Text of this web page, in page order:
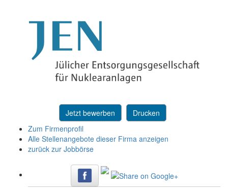
Jetzt bewerben
Drucken
Zum Firmenprofil
Alle Stellenangebote dieser Firma anzeigen
zurück zur Jobbörse